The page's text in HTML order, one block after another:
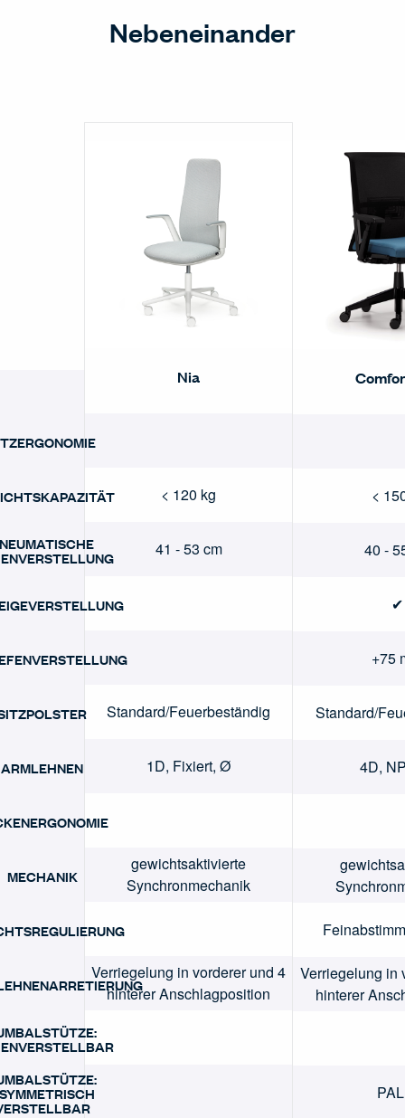
Nebeneinander
ARMLEHNEN
MECHANIK
Nia
< 120 kg
41 - 53 cm
Standard/Feuerbeständig
1D, Fixiert, Ø
gewichtsaktivierte
Synchronmechanik
Verriegelung in vorderer und 4
hinterer Anschlagposition
<
40 -
✔
+75
Standard/
4D,
Verriegelung in
hinterer